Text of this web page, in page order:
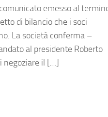
emesso al
di bilancio che i soci
La società conferma –
al presidente Roberto
negoziare il […]